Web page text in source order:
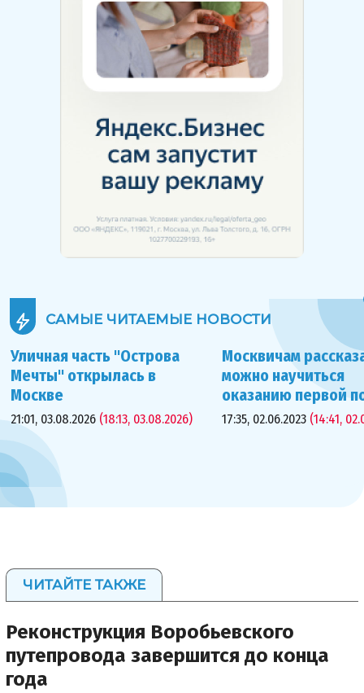
САМЫЕ ЧИТАЕМЫЕ НОВОСТИ
Уличная часть "Острова
Мечты" открылась в
Москве
21:01, 03.08.2026 (18:13, 03.08.2026)
Москвичам
можно научиться
оказанию первой
17:35, 02.06.2023 (14:41,
ЧИТАЙТЕ ТАКЖЕ
Реконструкция Воробьевского
путепровода завершится до конца
года